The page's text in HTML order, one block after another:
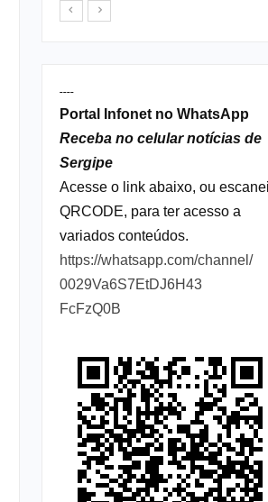
----
Portal Infonet no WhatsApp
Receba no celular notícias de
Sergipe
Acesse o link abaixo, ou
QRCODE, para ter acesso a
variados conteúdos.
https://whatsapp.com/channel/
0029Va6S7EtDJ6H43
FcFzQ0B